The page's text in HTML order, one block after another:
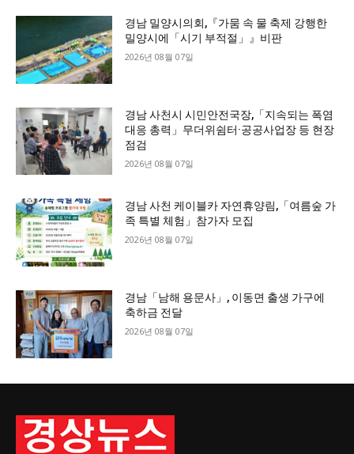
경남 밀양시의회,『가뭄 속 물 축제 강행한
밀양시에「시기 부적절」』비판
2026년 08월 07일
경남 사천시 시민안전국장,「지속되는 폭염
대응 총력」무더위쉼터·공공사업장 등 현장
점검
2026년 08월 07일
경남 사천 케이블카 자연휴양림,「여름숲 가
족 특별 체험」참가자 모집
2026년 08월 07일
경남「남해 용문사」, 이동면 출생 가구에
축하금 전달
2026년 08월 07일